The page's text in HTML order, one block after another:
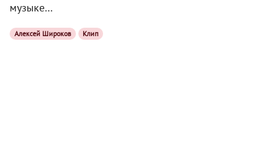
музыке…
Алексей Широков Клип